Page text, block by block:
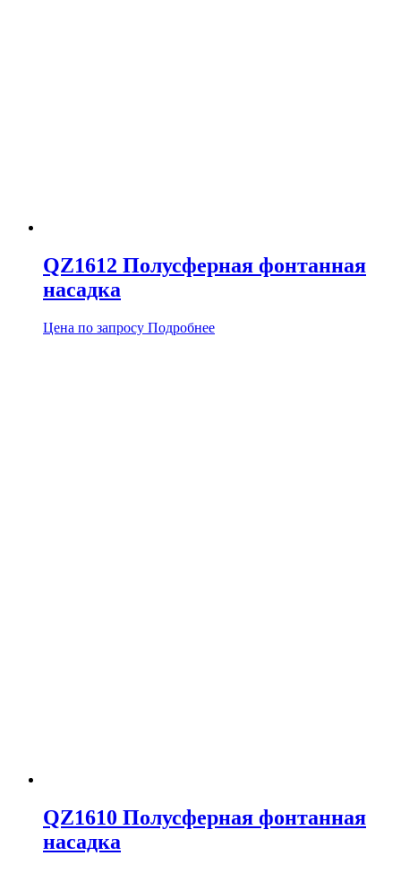
QZ1612 Полусферная фонтанная
насадка
Цена по запросу Подробнее
QZ1610 Полусферная фонтанная
насадка